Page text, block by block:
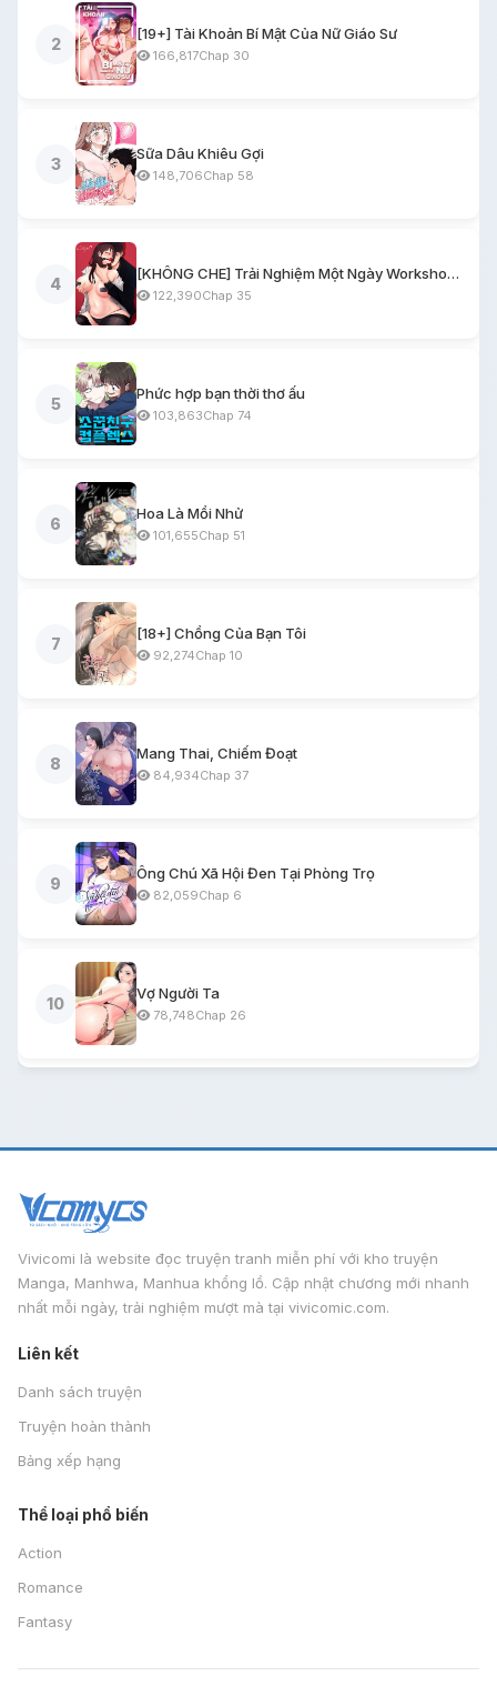
2
[19+] Tài Khoản Bí Mật Của Nữ Giáo Sư
166,817Chap 30
3
Sữa Dâu Khiêu Gợi
148,706Chap 58
4
[KHÔNG CHE] Trải Nghiệm Một Ngày Workshop BDSM
122,390Chap 35
5
Phức hợp bạn thời thơ ấu
103,863Chap 74
6
Hoa Là Mồi Nhử
101,655Chap 51
7
[18+] Chồng Của Bạn Tôi
92,274Chap 10
8
Mang Thai, Chiếm Đoạt
84,934Chap 37
9
Ông Chú Xã Hội Đen Tại Phòng Trọ
82,059Chap 6
10
Vợ Người Ta
78,748Chap 26
Vivicomi là website đọc truyện tranh miễn phí với kho truyện
Manga, Manhwa, Manhua khổng lồ. Cập nhật chương mới nhanh
nhất mỗi ngày, trải nghiệm mượt mà tại vivicomic.com.
Liên kết
Danh sách truyện
Truyện hoàn thành
Bảng xếp hạng
Thể loại phổ biến
Action
Romance
Fantasy